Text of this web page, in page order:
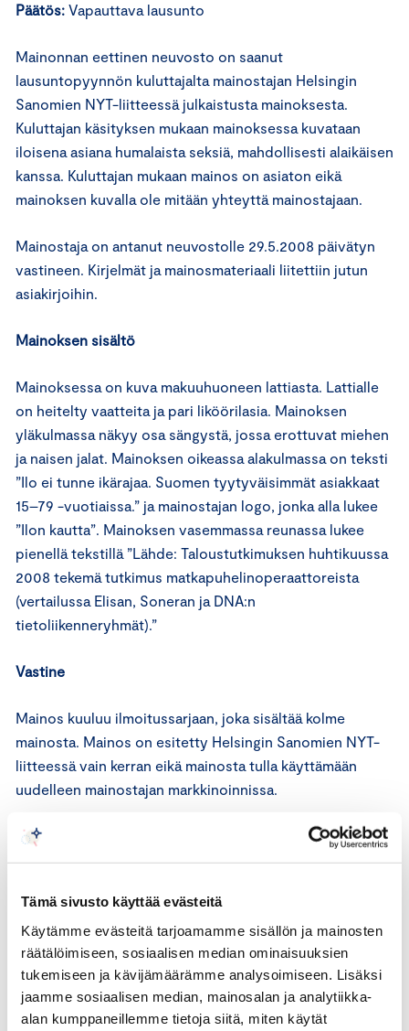
Tämä sivusto käyttää evästeitä
Käytämme evästeitä tarjoamamme sisällön ja mainosten
räätälöimiseen, sosiaalisen median ominaisuuksien
tukemiseen ja kävijämäärämme analysoimiseen. Lisäksi
jaamme sosiaalisen median, mainosalan ja analytiikka-
alan kumppaneillemme tietoja siitä, miten käytät
Päätös: Vapauttava lausunto
Mainonnan eettinen neuvosto on saanut
lausuntopyynnön kuluttajalta mainostajan Helsingin
Sanomien NYT-liitteessä julkaistusta mainoksesta.
Kuluttajan käsityksen mukaan mainoksessa kuvataan
iloisena asiana humalaista seksiä, mahdollisesti alaikäisen
kanssa. Kuluttajan mukaan mainos on asiaton eikä
mainoksen kuvalla ole mitään yhteyttä mainostajaan.
Mainostaja on antanut neuvostolle 29.5.2008 päivätyn
vastineen. Kirjelmät ja mainosmateriaali liitettiin jutun
asiakirjoihin.
Mainoksen sisältö
Mainoksessa on kuva makuuhuoneen lattiasta. Lattialle
on heitelty vaatteita ja pari liköörilasia. Mainoksen
yläkulmassa näkyy osa sängystä, jossa erottuvat miehen
ja naisen jalat. Mainoksen oikeassa alakulmassa on teksti
”Ilo ei tunne ikärajaa. Suomen tyytyväisimmät asiakkaat
15–79 -vuotiaissa.” ja mainostajan logo, jonka alla lukee
”Ilon kautta”. Mainoksen vasemmassa reunassa lukee
pienellä tekstillä ”Lähde: Taloustutkimuksen huhtikuussa
2008 tekemä tutkimus matkapuhelinoperaattoreista
(vertailussa Elisan, Soneran ja DNA:n
tietoliikenneryhmät).”
Vastine
Mainos kuuluu ilmoitussarjaan, joka sisältää kolme
mainosta. Mainos on esitetty Helsingin Sanomien NYT-
liitteessä vain kerran eikä mainosta tulla käyttämään
uudelleen mainostajan markkinoinnissa.
Mainoksessa huoneen lattialla olevista vaatteista ja
kengästä muodostuu hymy-kuvio. Mainossarjan
kuvioita.
Mainostaja tarjoaa matkapuhelinoperaattorina
tietoliikenneyhteyksiä, jotka antavat mahdollisuuden
ihmisten väliseen yhteydenpitoon ja tunteiden
jakamiseen. Tiedonsiirron mahdollistaminen synnyttää